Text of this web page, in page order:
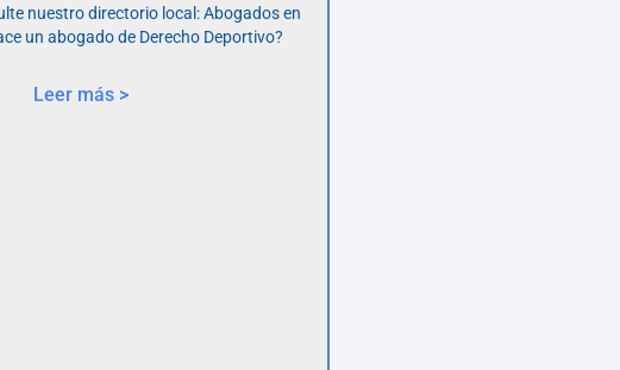
nuestro directorio local: Abogados en
un abogado de Derecho Deportivo?
Leer más >